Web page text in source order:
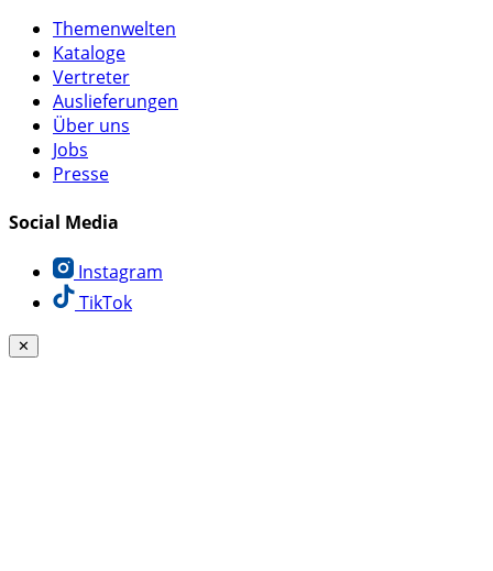
Themenwelten
Kataloge
Vertreter
Auslieferungen
Über uns
Jobs
Presse
Social Media
Instagram
TikTok
✕